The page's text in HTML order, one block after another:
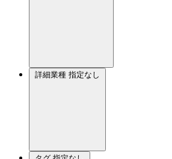
詳細業種 指定なし